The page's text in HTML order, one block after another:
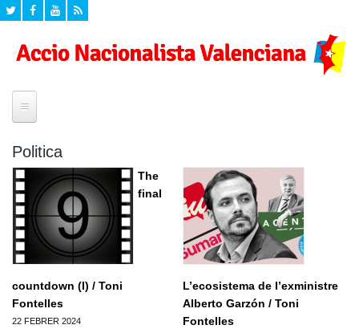
¿Quí som?
Historia
Declaracio de Principis
Seccions
Agenda
Campanyes
Mig ambient
Cultura
Propostes
Programa Politic d'Accio Nacionalista Valenciana
Formacio
Formacio per a valencianistes
Documents
Politica
The
final
countdown (I) / Toni
Fontelles
22 FEBRER 2024
L’ecosistema de l’exministre
Alberto Garzón / Toni
Fontelles